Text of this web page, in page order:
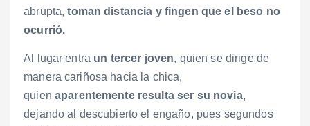
abrupta,toman distancia y fingen que el beso no
ocurrió.
Al lugar entra un tercer joven, quien se dirige de
manera cariñosa hacia la chica,
quien aparentemente resulta ser su novia,
dejando al descubierto el engaño, pues segundos